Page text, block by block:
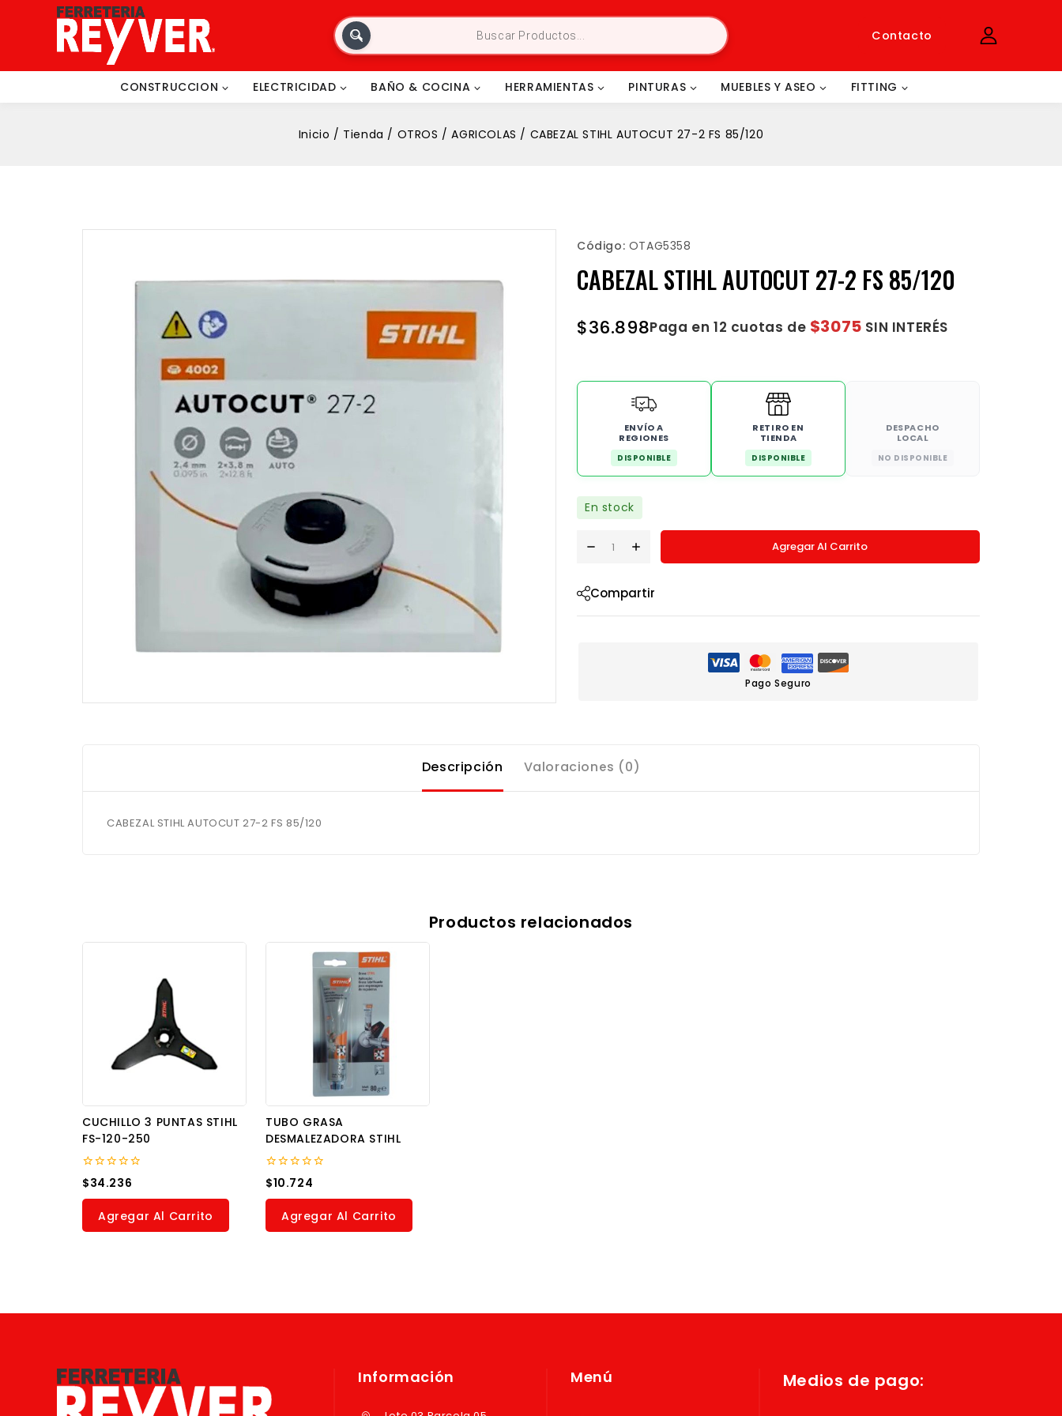
Contacto
CONSTRUCCION ELECTRICIDAD BAÑO & COCINA HERRAMIENTAS PINTURAS MUEBLES Y ASEO FITTING
Inicio / Tienda / OTROS / AGRICOLAS / CABEZAL STIHL AUTOCUT 27-2 FS 85/120
Código: OTAG5358
CABEZAL STIHL AUTOCUT 27-2 FS 85/120
$36.898Paga en 12 cuotas de $3075 SIN INTERÉS
ENVÍO A
REGIONES
DISPONIBLE
RETIRO EN
TIENDA
DISPONIBLE
DESPACHO
LOCAL
NO DISPONIBLE
En stock
Agregar Al Carrito
Compartir
Pago Seguro
Descripción Valoraciones (0)
CABEZAL STIHL AUTOCUT 27-2 FS 85/120
Productos relacionados
CUCHILLO 3 PUNTAS STIHL
FS-120-250
0
out
of
$34.236
Agregar Al Carrito
TUBO GRASA
DESMALEZADORA STIHL
0
out
of
$10.724
Agregar Al Carrito
Información Menú Medios de pago: